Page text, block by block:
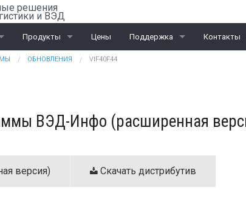
решения
и ВЭД
Продукты
Rail-Офис
ЭД и ПИ
Цены Поддержка Контакты
ОБНОВЛЕНИЯ VIF40F44
ВЭД-Инфо (расширенная
версия) Скачать дистрибутив